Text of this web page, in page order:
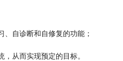
自诊断和自修复的功能；
从而实现预定的目标。